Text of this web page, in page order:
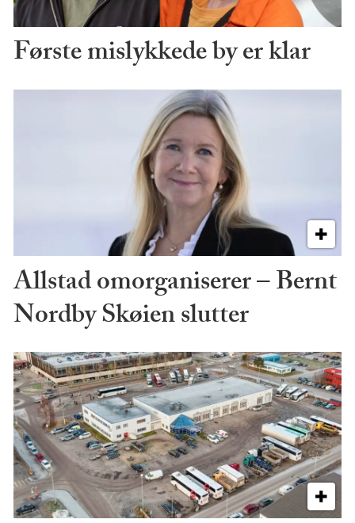
Første mislykkede by er klar
Allstad omorganiserer – Bernt
Nordby Skøien slutter